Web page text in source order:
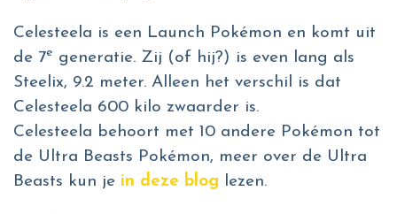
Celesteela is een Launch Pokémon en komt uit
de 7e generatie. Zij (of hij?) is even lang als
Steelix, 9.2 meter. Alleen het verschil is dat
Celesteela 600 kilo zwaarder is.
Celesteela behoort met 10 andere Pokémon tot
de Ultra Beasts Pokémon, meer over de Ultra
Beasts kun je in deze blog lezen.